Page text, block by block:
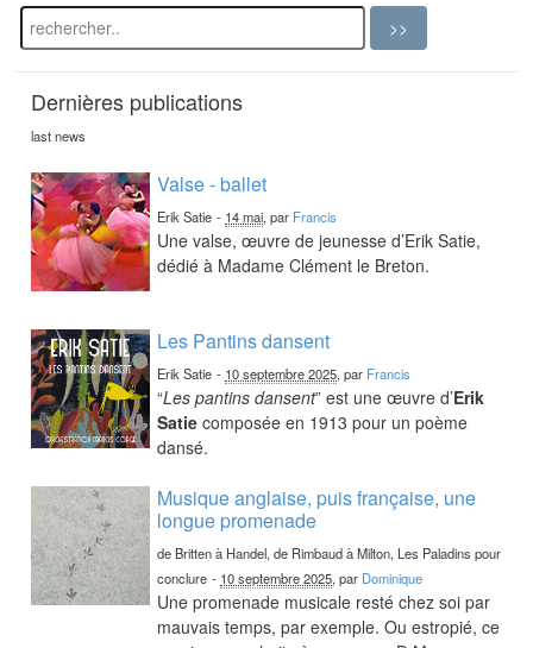
Dernières publications
last news
Valse - ballet
Erik Satie - 14 mai, par Francis
Une valse, œuvre de jeunesse d’Erik Satie,
dédié à Madame Clément le Breton.
Les Pantins dansent
Erik Satie - 10 septembre 2025, par Francis
“Les pantins dansent” est une œuvre d’Erik
Satie composée en 1913 pour un poème
dansé.
Musique anglaise, puis française, une
longue promenade
de Britten à Handel, de Rimbaud à Milton, Les Paladins pour
conclure - 10 septembre 2025, par Dominique
Une promenade musicale resté chez soi par
mauvais temps, par exemple. Ou estropié, ce